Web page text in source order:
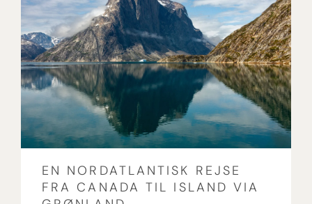
EN NORDATLANTISK REJSE
FRA CANADA TIL ISLAND VIA